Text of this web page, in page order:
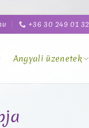
+36 30 249 01 32
Angyali üzenetek